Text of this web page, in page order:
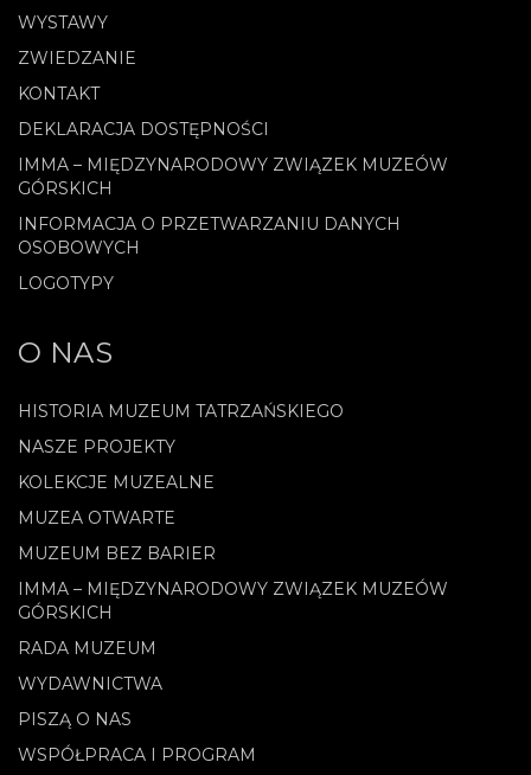
WYSTAWY
ZWIEDZANIE
KONTAKT
DEKLARACJA DOSTĘPNOŚCI
IMMA – MIĘDZYNARODOWY ZWIĄZEK MUZEÓW
GÓRSKICH
INFORMACJA O PRZETWARZANIU DANYCH
OSOBOWYCH
LOGOTYPY
O NAS
HISTORIA MUZEUM TATRZAŃSKIEGO
NASZE PROJEKTY
KOLEKCJE MUZEALNE
MUZEA OTWARTE
MUZEUM BEZ BARIER
IMMA – MIĘDZYNARODOWY ZWIĄZEK MUZEÓW
GÓRSKICH
RADA MUZEUM
WYDAWNICTWA
PISZĄ O NAS
WSPÓŁPRACA I PROGRAM